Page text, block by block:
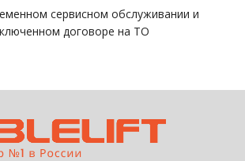
сервисном обслуживании и
договоре на ТО